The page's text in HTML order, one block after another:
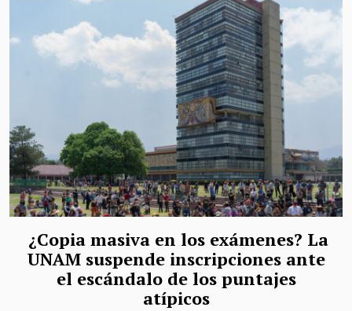
¿Copia masiva en los exámenes? La
UNAM suspende inscripciones ante
el escándalo de los puntajes
atípicos